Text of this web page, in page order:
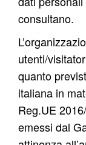
consultano.
utenti/
quanto
italiana in
Reg.UE
emessi dal